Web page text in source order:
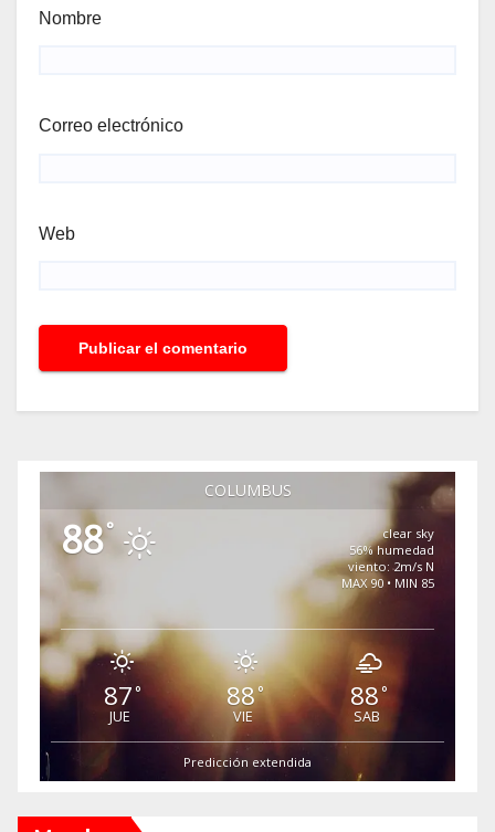
Nombre
Correo electrónico
Web
COLUMBUS
88°
clear sky
56% humedad
viento: 2m/s N
MAX 90 • MIN 85
87°
JUE
88°
VIE
88°
SAB
Predicción extendida